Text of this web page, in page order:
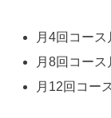
月4回コース
月8回コース
月12回コー